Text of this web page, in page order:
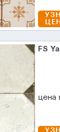
FS
цена